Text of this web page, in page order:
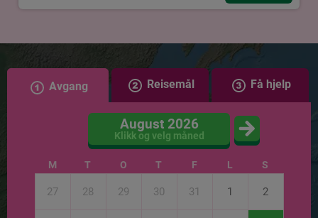
Avgang Reisemål Få hjelp
August 2026
Klikk og velg måned
M T O T F L S
27 28 29 30 31 1 2